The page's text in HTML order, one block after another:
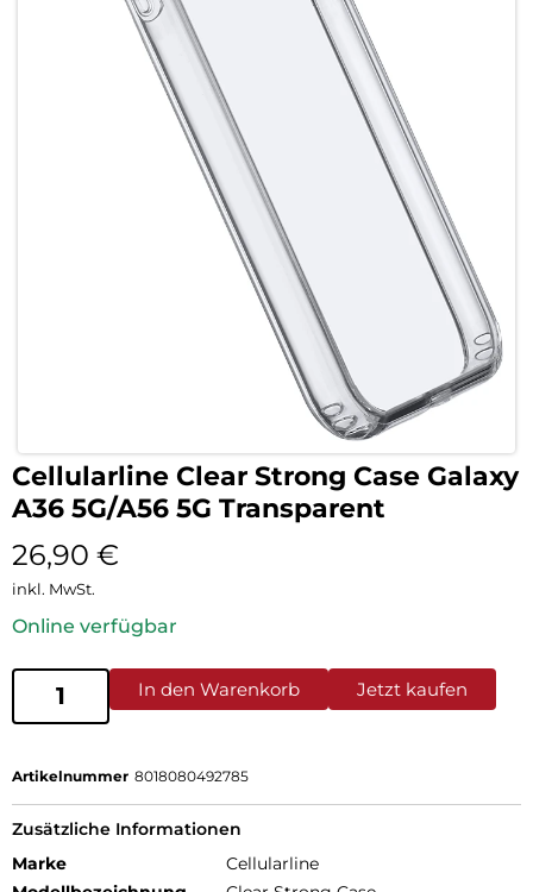
Cellularline Clear Strong Case Galaxy
A36 5G/A56 5G Transparent
26,90 €
inkl. MwSt.
Online verfügbar
In den Warenkorb Jetzt kaufen
Artikelnummer 8018080492785
Zusätzliche Informationen
Marke
Cellularline